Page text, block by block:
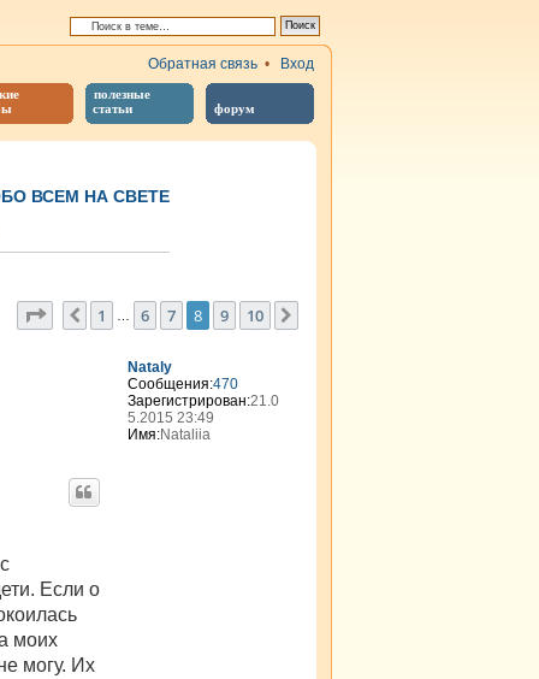
полезные
статьи
форум
Обратная связь • Вход
ВСЕМ НА СВЕТЕ
Страница из 10
Пред.
1 6 7 8 9 10
Nataly
Сообщения:470
Зарегистрирован:21.0
5.2015 23:49
Имя:Nataliia
Если о
моих
могу. Их